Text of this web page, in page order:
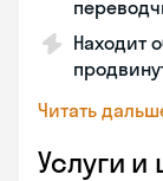
Находит
Читать
Услуги и